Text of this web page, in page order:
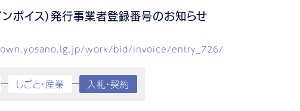
ンボイス）発行事業者登録番号のお知らせ
work/bid/invoice/entry_726/
しごと・産業 入札・契約